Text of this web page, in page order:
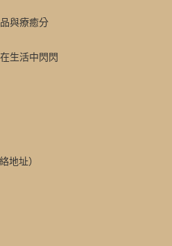
與療癒分
生活中閃閃
地址）